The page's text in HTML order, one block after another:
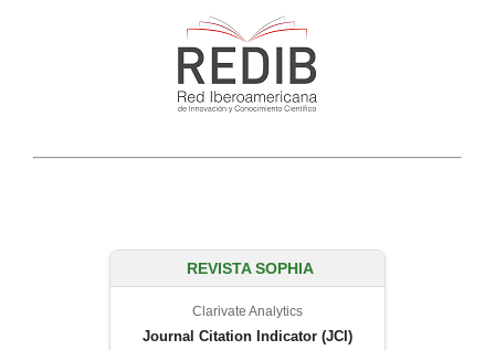
REVISTA SOPHIA
Clarivate Analytics
Journal Citation Indicator (JCI)